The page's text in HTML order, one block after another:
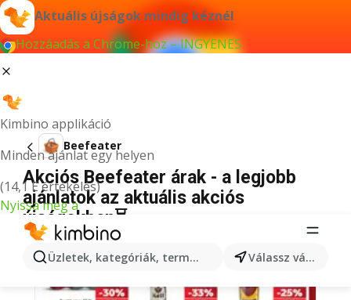
Aktuális újságok mindig kéznél
Hozzáadás a Chrome-hoz – INGYENES
Kimbino applikáció
Minden ajánlat egy helyen
(14,1 E értékelés)
Nyissa meg a
Üzletek, kategóriák, termékek keresése... Válassz várost
Beefeater
Akciós Beefeater árak - a legjobb
ajánlatok az aktuális akciós
újságokban⏳